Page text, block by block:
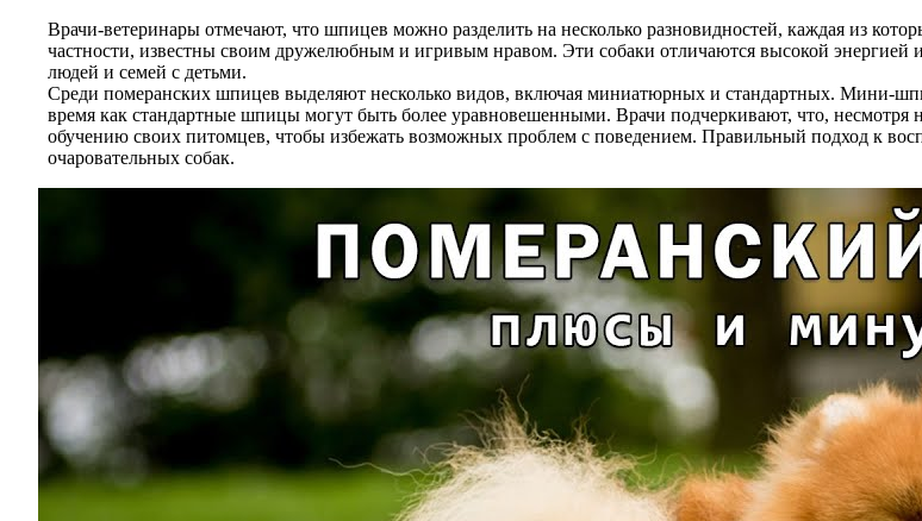
Врачи-ветеринары отмечают, что шпицев можно разделить на несколько разновидностей, каждая из
частности, известны своим дружелюбным и игривым нравом. Эти собаки отличаются высокой
людей и семей с детьми.
Среди померанских шпицев выделяют несколько видов, включая миниатюрных и стандартных. Мини-
время как стандартные шпицы могут быть более уравновешенными. Врачи подчеркивают, что,
обучению своих питомцев, чтобы избежать возможных проблем с поведением. Правильный подход к
очаровательных собак.